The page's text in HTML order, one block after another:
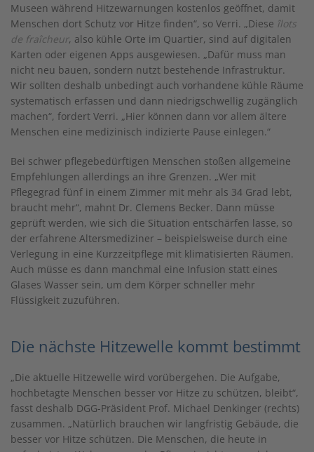
Museen während Hitzewarnungen kostenlos geöffnet, damit
Menschen dort Schutz vor Hitze finden“, so Verri. „Diese îlots
de fraîcheur, also kühle Orte im Quartier, sind auf digitalen
Karten oder eigenen Apps ausgewiesen. „Dafür muss man
nicht neu bauen, sondern nutzt bestehende Infrastruktur.
Wir sollten deshalb unbedingt auch vorhandene kühle Räume
systematisch erfassen und dann niedrigschwellig zugänglich
machen“, fordert Verri. „Hier können dann vor allem ältere
Menschen eine medizinisch indizierte Pause einlegen.“
Bei schwer pflegebedürftigen Menschen stoßen allgemeine
Empfehlungen allerdings an ihre Grenzen. „Wer mit
Pflegegrad fünf in einem Zimmer mit mehr als 34 Grad lebt,
braucht mehr“, mahnt Dr. Clemens Becker. Dann müsse
geprüft werden, wie sich die Situation entschärfen lasse, so
der erfahrene Altersmediziner – beispielsweise durch eine
Verlegung in eine Kurzzeitpflege mit klimatisierten Räumen.
Auch müsse es dann manchmal eine Infusion statt eines
Glases Wasser sein, um dem Körper schneller mehr
Flüssigkeit zuzuführen.
Die nächste Hitzewelle kommt bestimmt
„Die aktuelle Hitzewelle wird vorübergehen. Die Aufgabe,
hochbetagte Menschen besser vor Hitze zu schützen, bleibt“,
fasst deshalb DGG-Präsident Prof. Michael Denkinger (rechts)
zusammen. „Natürlich brauchen wir langfristig Gebäude, die
besser vor Hitze schützen. Die Menschen, die heute in